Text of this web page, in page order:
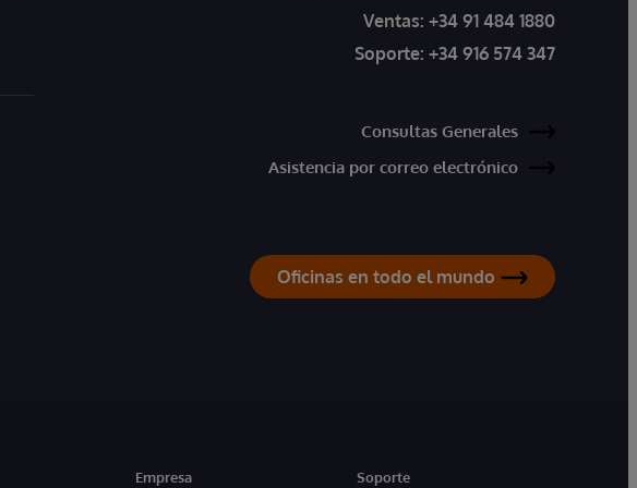
Ventas: +34 91 484 1880
Soporte: +34 916 574 347
Consultas Generales
Asistencia por correo electrónico
Oficinas en todo el mundo
Empresa Soporte